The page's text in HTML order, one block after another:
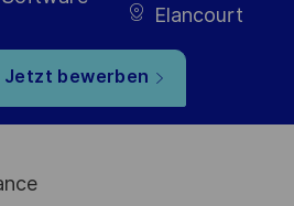
Elancourt
Jetzt bewerben